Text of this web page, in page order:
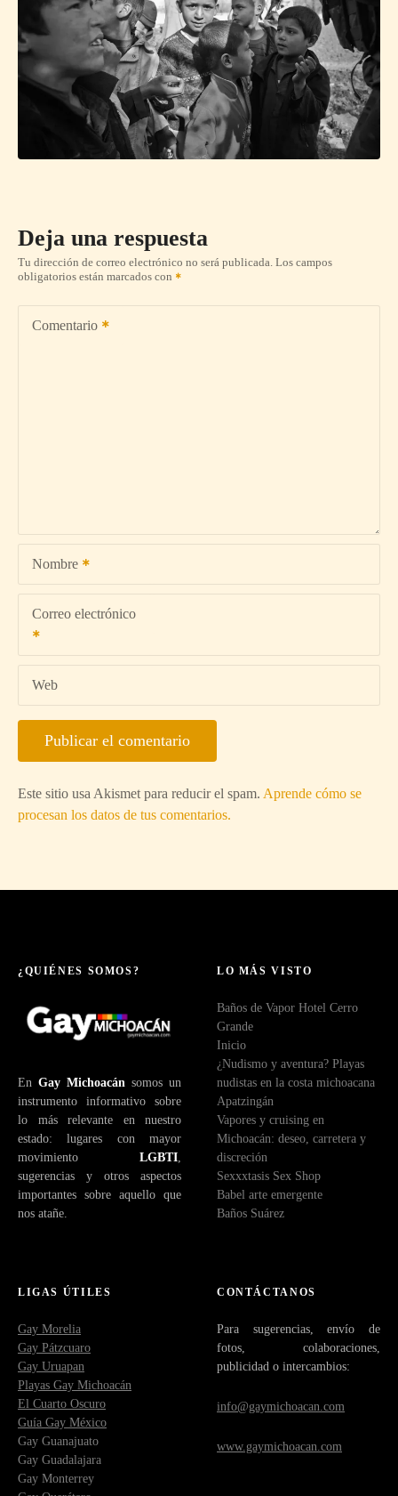
Deja una respuesta
Tu dirección de correo electrónico no será publicada. Los campos
obligatorios están marcados con
Comentario
Nombre
Correo electrónico
Web
Este sitio usa Akismet para reducir el spam. Aprende cómo se
procesan los datos de tus comentarios.
¿QUIÉNES SOMOS?
En Gay Michoacán somos un
instrumento informativo sobre
lo más relevante en nuestro
estado: lugares con mayor
movimiento LGBTI
sugerencias y otros aspectos
importantes sobre aquello que
nos atañe.
LO MÁS VISTO
Baños de Vapor Hotel Cerro
Grande
Inicio
¿Nudismo y aventura? Playas
nudistas en la costa michoacana
Apatzingán
Vapores y cruising en
Michoacán: deseo, carretera y
discreción
Sexxxtasis Sex Shop
Babel arte emergente
Baños Suárez
LIGAS ÚTILES
Gay Morelia
Gay Pátzcuaro
Gay Uruapan
Playas Gay Michoacán
El Cuarto Oscuro
Guía Gay México
Gay Guanajuato
Gay Guadalajara
Gay Monterrey
CONTÁCTANOS
Para sugerencias, envío de
fotos, colaboraciones,
publicidad o intercambios:
info@gaymichoacan.com
www.gaymichoacan.com